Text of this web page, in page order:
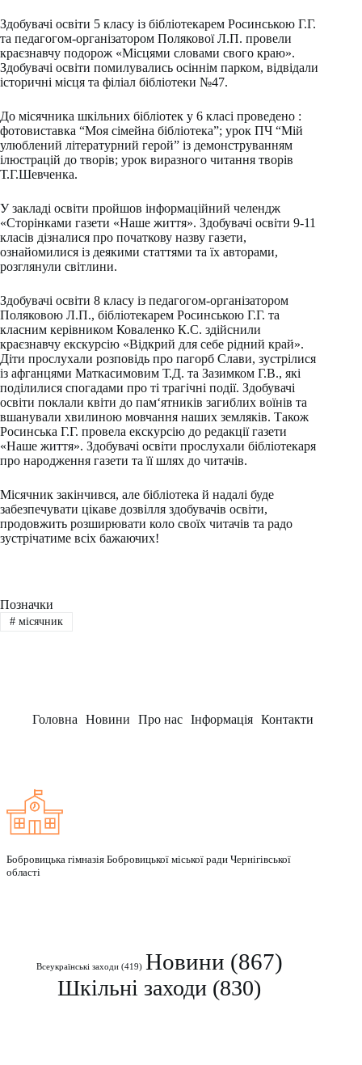
Здобувачі освіти 5 класу із бібліотекарем Росинською Г.Г.
та педагогом-організатором Полякової Л.П. провели
краєзнавчу подорож «Місцями словами свого краю».
Здобувачі освіти помилувались осіннім парком, відвідали
історичні місця та філіал бібліотеки №47.
До місячника шкільних бібліотек у 6 класі проведено :
фотовиставка “Моя сімейна бібліотека”; урок ПЧ “Мій
улюблений літературний герой” із демонструванням
ілюстрацій до творів; урок виразного читання творів
Т.Г.Шевченка.
У закладі освіти пройшов інформаційний челендж
«Сторінками газети «Наше життя». Здобувачі освіти 9-11
класів дізналися про початкову назву газети,
ознайомилися із деякими статтями та їх авторами,
розглянули світлини.
Здобувачі освіти 8 класу із педагогом-організатором
Поляковою Л.П., бібліотекарем Росинською Г.Г. та
класним керівником Коваленко К.С. здійснили
краєзнавчу екскурсію «Відкрий для себе рідний край».
Діти прослухали розповідь про пагорб Слави, зустрілися
із афганцями Маткасимовим Т.Д. та Зазимком Г.В., які
поділилися спогадами про ті трагічні події. Здобувачі
освіти поклали квіти до пам‘ятників загиблих воїнів та
вшанували хвилиною мовчання наших земляків. Також
Росинська Г.Г. провела екскурсію до редакції газети
«Наше життя». Здобувачі освіти прослухали бібліотекаря
про народження газети та її шлях до читачів.
Місячник закінчився, але бібліотека й надалі буде
забезпечувати цікаве дозвілля здобувачів освіти,
продовжить розширювати коло своїх читачів та радо
зустрічатиме всіх бажаючих!
Позначки
#місячник
Головна Новини Про нас Інформація Контакти
Бобровицька гімназія Бобровицької міської ради Чернігівської
області
Всеукраїнські заходи(419) Новини (867)
Шкільні заходи (830)